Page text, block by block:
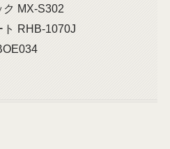
ク MX-S302
ト RHB-1070J